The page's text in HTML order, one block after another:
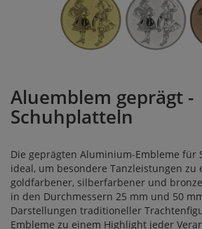
Aluemblem geprägt -
Schuhplatteln
Die geprägten Aluminium-Embleme für
ideal, um besondere Tanzleistungen zu
goldfarbener, silberfarbener und
in den Durchmessern 25 mm und 50
Darstellungen traditioneller
Embleme zu einem Highlight jeder